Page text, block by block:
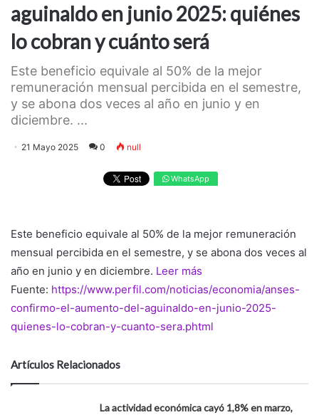
aguinaldo en junio 2025: quiénes
lo cobran y cuánto será
Este beneficio equivale al 50% de la mejor
remuneración mensual percibida en el semestre,
y se abona dos veces al año en junio y en
diciembre. ...
21 Mayo 2025 0 null
WhatsApp
Este beneficio equivale al 50% de la mejor remuneración
mensual percibida en el semestre, y se abona dos veces al
año en junio y en diciembre. Leer más
Fuente: https://www.perfil.com/noticias/economia/anses-
confirmo-el-aumento-del-aguinaldo-en-junio-2025-
quienes-lo-cobran-y-cuanto-sera.phtml
Artículos Relacionados
La actividad económica cayó 1,8% en marzo,